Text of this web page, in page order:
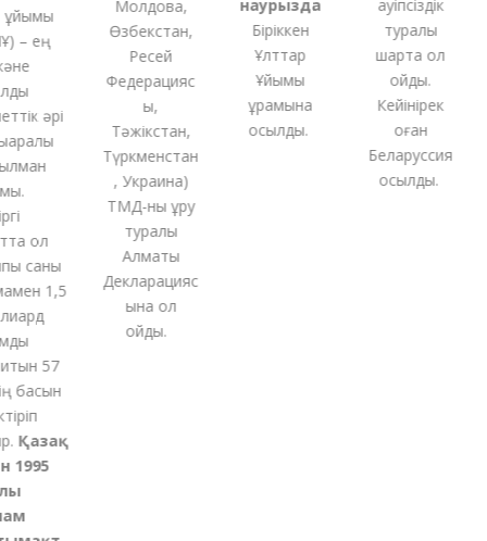
ең
әрі
ол
саны
1,5
57
Қазақ
Молдова,
Өзбекстан,
Ресей
Федерацияс
Тәжікстан,
Түркменстан
Украина)
ТМД-нықұру
туралы
Алматы
Декларацияс
ына қол
қойды.
наурызда
Біріккен
Ұлттар
Ұйымы
құрамына
қосылды.
қауіпсіздік
туралы
шартқа қол
қойды.
Кейінірек
оған
Беларуссия
қосылды.